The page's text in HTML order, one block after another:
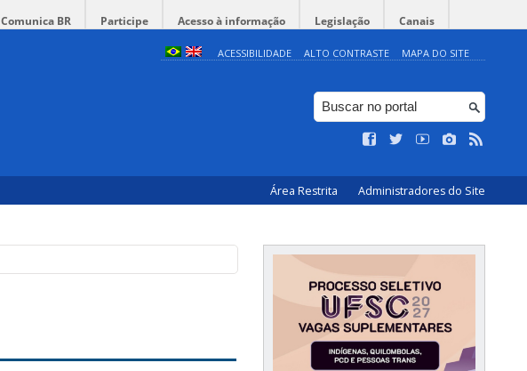
Comunica BR Participe Acesso à informação Legislação Canais
ACESSIBILIDADE ALTO CONTRASTE MAPA DO SITE
Área Restrita Administradores do Site